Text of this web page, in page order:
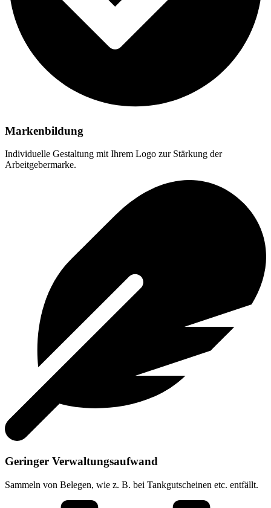
Markenbildung
Individuelle Gestaltung mit Ihrem Logo zur Stärkung der
Arbeitgebermarke.
Geringer Verwaltungsaufwand
Sammeln von Belegen, wie z. B. bei Tankgutscheinen etc. entfällt.